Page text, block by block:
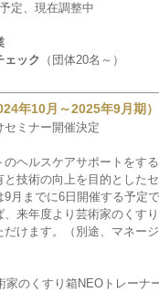
、現在調整中
ェック （団体20名～）
年10月～2025年9月期）
セミナー開催決定
ヘルスケアサポートをす
と技術の向上を目的とした
9月までに6日開催する予定
、来年度より芸術家のくす
だけます。（別途、マネー
のくすり箱NEOトレーナ